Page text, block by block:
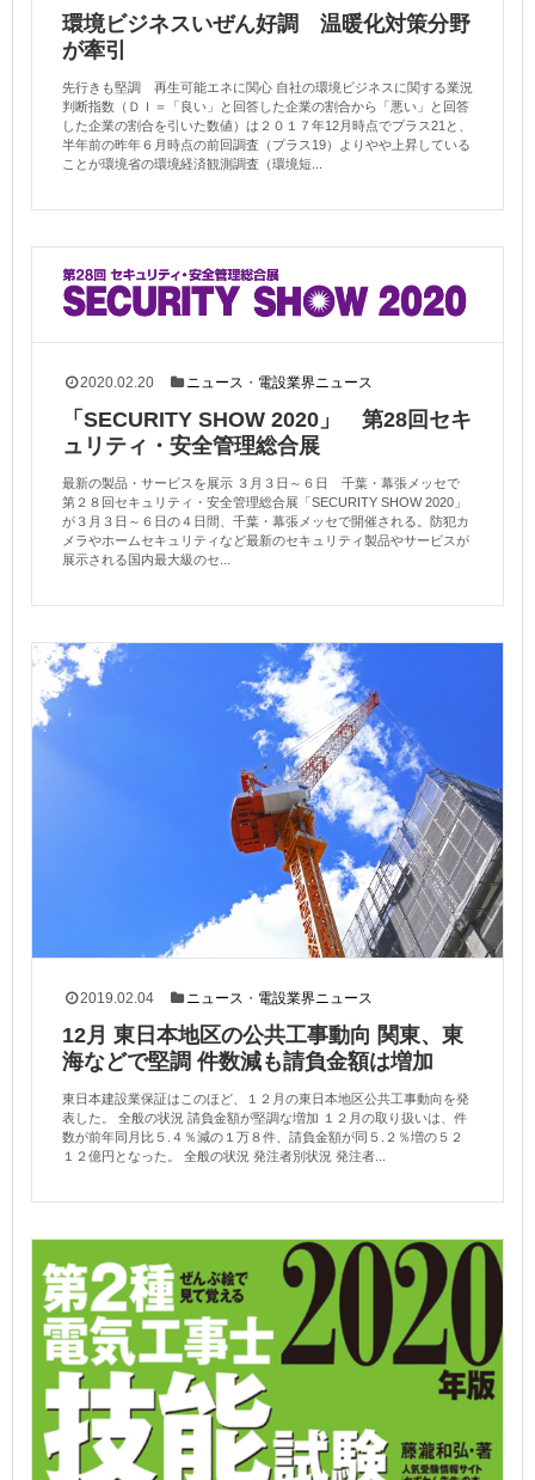
環境ビジネスいぜん好調 温暖化対策分野
が牽引
先行きも堅調 再生可能エネに関心 自社の環境ビジネスに関する業況
判断指数（ＤＩ＝「良い」と回答した企業の割合から「悪い」と回答
した企業の割合を引いた数値）は２０１７年12月時点でプラス21と、
半年前の昨年６月時点の前回調査（プラス19）よりやや上昇している
ことが環境省の環境経済観測調査（環境短...
2020.02.20 ニュース ・ 電設業界ニュース
「SECURITY SHOW 2020」 第28回セキ
ュリティ・安全管理総合展
最新の製品・サービスを展示 ３月３日～６日 千葉・幕張メッセで
第２８回セキュリティ・安全管理総合展「SECURITY SHOW 2020」
が３月３日～６日の４日間、千葉・幕張メッセで開催される。防犯カ
メラやホームセキュリティなど最新のセキュリティ製品やサービスが
展示される国内最大級のセ...
2019.02.04 ニュース ・ 電設業界ニュース
12月 東日本地区の公共工事動向 関東、東
海などで堅調 件数減も請負金額は増加
東日本建設業保証はこのほど、１２月の東日本地区公共工事動向を発
表した。 全般の状況 請負金額が堅調な増加 １２月の取り扱いは、件
数が前年同月比５.４％減の１万８件、請負金額が同５.２％増の５２
１２億円となった。 全般の状況 発注者別状況 発注者...